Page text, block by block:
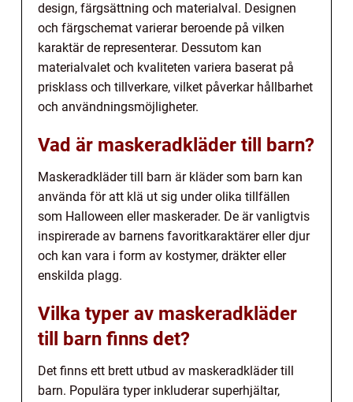
design, färgsättning och materialval. Designen
och färgschemat varierar beroende på vilken
karaktär de representerar. Dessutom kan
materialvalet och kvaliteten variera baserat på
prisklass och tillverkare, vilket påverkar hållbarhet
och användningsmöjligheter.
Vad är maskeradkläder till barn?
Maskeradkläder till barn är kläder som barn kan
använda för att klä ut sig under olika tillfällen
som Halloween eller maskerader. De är vanligtvis
inspirerade av barnens favoritkaraktärer eller djur
och kan vara i form av kostymer, dräkter eller
enskilda plagg.
Vilka typer av maskeradkläder
till barn finns det?
Det finns ett brett utbud av maskeradkläder till
barn. Populära typer inkluderar superhjältar,